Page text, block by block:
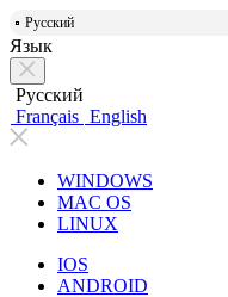
Русский
Язык
Русский
Français English
WINDOWS
MAC OS
LINUX
IOS
ANDROID